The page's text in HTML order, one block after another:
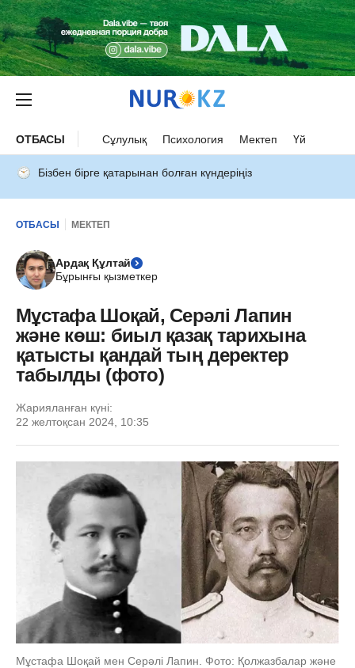
ОТБАСЫ Сұлулық Психология Мектеп Үй
Бізбен бірге қатарынан болған күндеріңіз
ОТБАСЫ МЕКТЕП
Ардақ Құлтай
Бұрынғы қызметкер
Мұстафа Шоқай, Серәлі Лапин
және көш: биыл қазақ тарихына
қатысты қандай тың деректер
табылды (фото)
Жарияланған күні:
22 желтоқсан 2024, 10:35
Мұстафа Шоқай мен Серәлі Лапин. Фото: Қолжазбалар және